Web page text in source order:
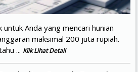
untuk Anda yang mencari hunian
maksimal 200 juta rupiah.
... Klik Lihat Detail